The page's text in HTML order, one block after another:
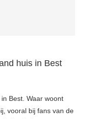
huis in Best
Best. Waar woont
vooral bij fans van de